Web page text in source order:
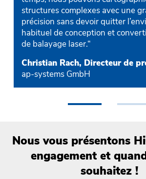
structures complexes avec une
précision sans devoir quitter
habituel de conception et
de balayage laser.“
Christian Rach, Directeur de
ap-systems GmbH
Nous vous présentons
engagement et
souhaitez !